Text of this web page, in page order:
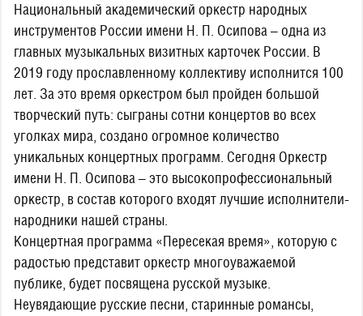
Национальный академический оркестр народных
инструментов России имени Н. П. Осипова – одна из
главных музыкальных визитных карточек России. В
2019 году прославленному коллективу исполнится 100
лет. За это время оркестром был пройден большой
творческий путь: сыграны сотни концертов во всех
уголках мира, создано огромное количество
уникальных концертных программ. Сегодня Оркестр
имени Н. П. Осипова – это высокопрофессиональный
оркестр, в состав которого входят лучшие исполнители-
народники нашей страны.
Концертная программа «Пересекая время», которую с
радостью представит оркестр многоуважаемой
публике, будет посвящена русской музыке.
Неувядающие русские песни, старинные романсы,